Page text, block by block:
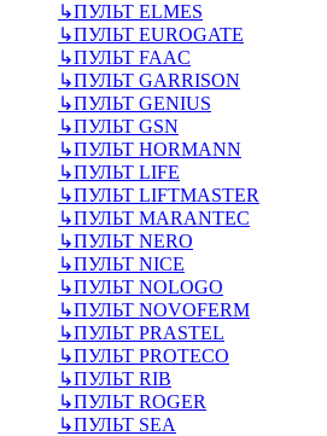
↳ПУЛЬТ ELMES
↳ПУЛЬТ EUROGATE
↳ПУЛЬТ FAAC
↳ПУЛЬТ GARRISON
↳ПУЛЬТ GENIUS
↳ПУЛЬТ GSN
↳ПУЛЬТ HORMANN
↳ПУЛЬТ LIFE
↳ПУЛЬТ LIFTMASTER
↳ПУЛЬТ MARANTEC
↳ПУЛЬТ NERO
↳ПУЛЬТ NICE
↳ПУЛЬТ NOLOGO
↳ПУЛЬТ NOVOFERM
↳ПУЛЬТ PRASTEL
↳ПУЛЬТ PROTECO
↳ПУЛЬТ RIB
↳ПУЛЬТ ROGER
↳ПУЛЬТ SEA